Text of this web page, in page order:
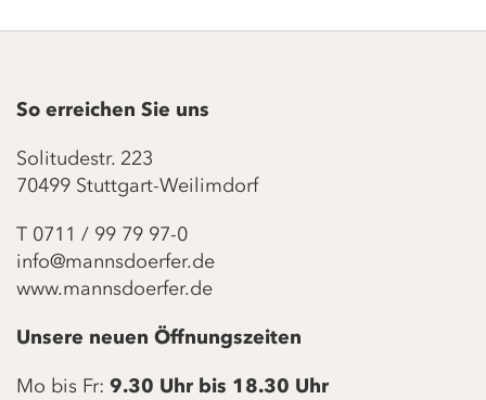
So erreichen Sie uns
Solitudestr. 223
70499 Stuttgart-Weilimdorf
T 0711 / 99 79 97-0
info@mannsdoerfer.de
www.mannsdoerfer.de
Unsere neuen Öffnungszeiten
Mo bis Fr: 9.30 Uhr bis 18.30 Uhr